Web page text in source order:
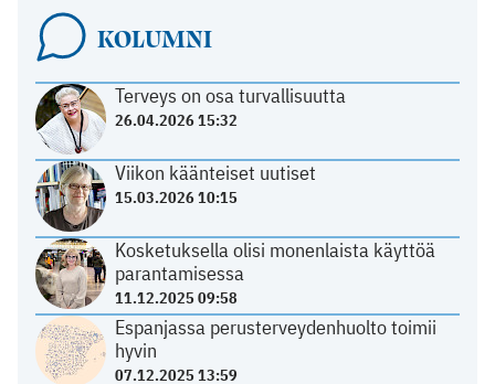
KOLUMNI
Terveys on osa turvallisuutta
26.04.2026 15:32
Viikon käänteiset uutiset
15.03.2026 10:15
Kosketuksella olisi monenlaista käyttöä
parantamisessa
11.12.2025 09:58
Espanjassa perusterveydenhuolto toimii
hyvin
07.12.2025 13:59